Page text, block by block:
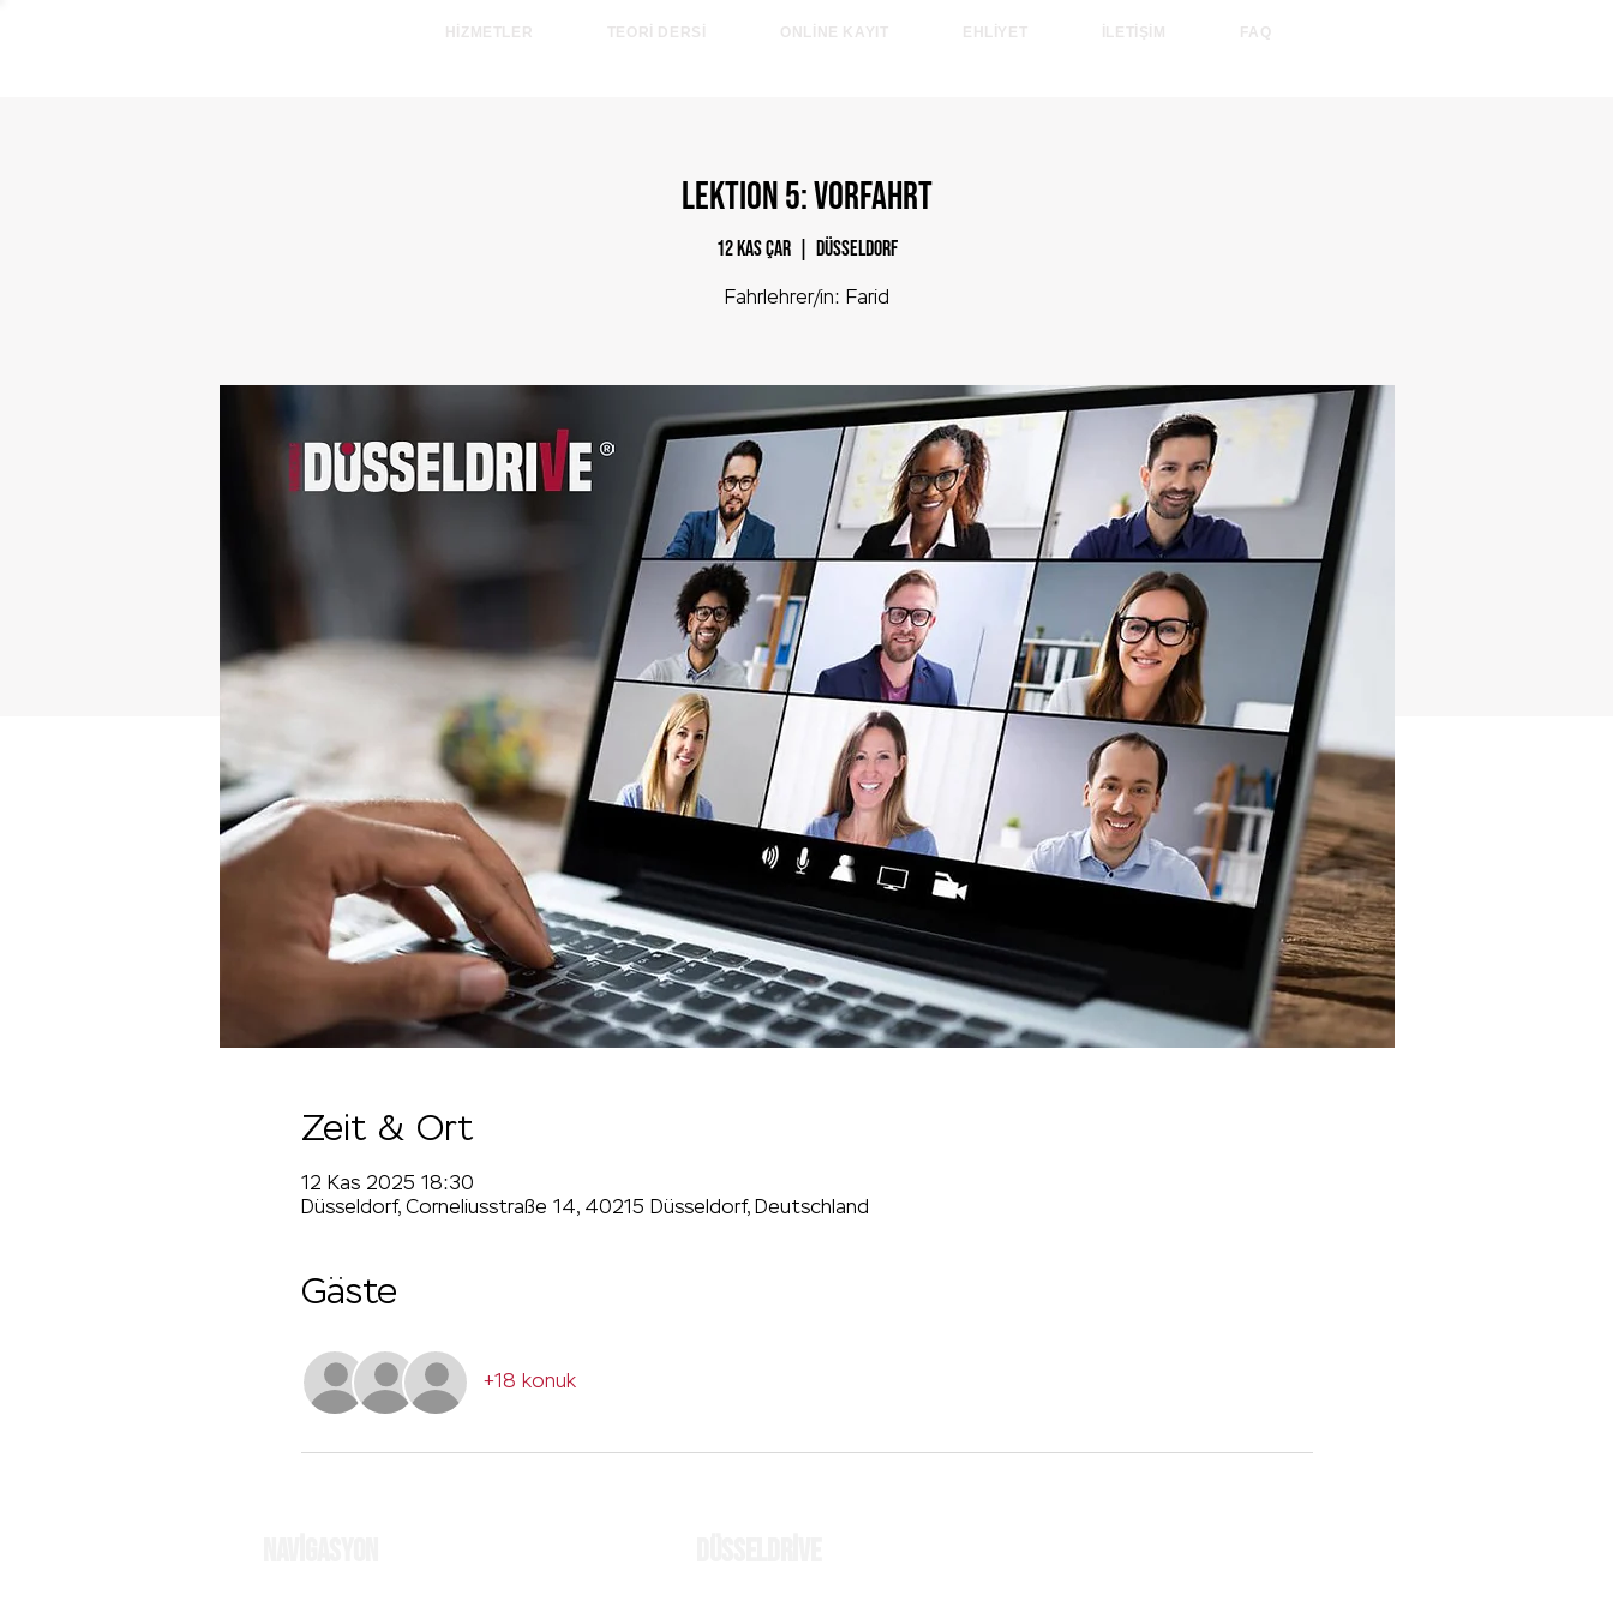
HİZMETLER TEORİ DERSİ ONLİNE KAYIT EHLİYET İLETİŞİM FAQ
LEKTION 5: Vorfahrt
12 Kas Çar
  |
Düsseldorf
Fahrlehrer/in: Farid
Zeit & Ort
12 Kas 2025 18:30
Düsseldorf, Corneliusstraße 14, 40215 Düsseldorf, Deutschland
Gäste
+18 konuk